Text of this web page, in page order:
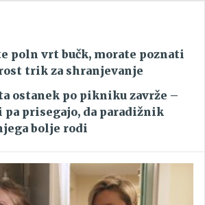
poln vrt bučk, morate poznati
trik za shranjevanje
ostanek po pikniku zavrže –
prisegajo, da paradižnik
bolje rodi